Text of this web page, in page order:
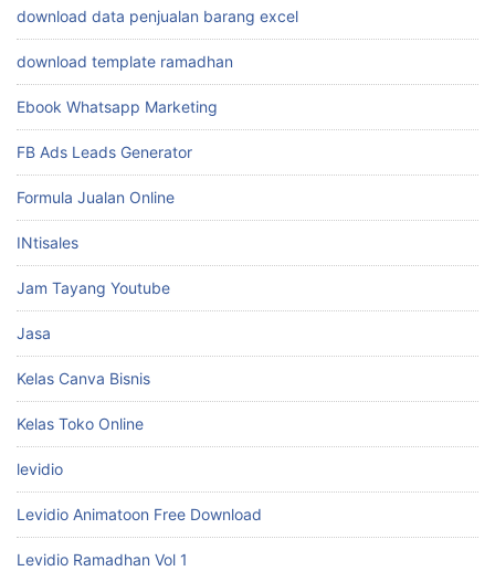
download data penjualan barang excel
download template ramadhan
Ebook Whatsapp Marketing
FB Ads Leads Generator
Formula Jualan Online
INtisales
Jam Tayang Youtube
Jasa
Kelas Canva Bisnis
Kelas Toko Online
levidio
Levidio Animatoon Free Download
Levidio Ramadhan Vol 1